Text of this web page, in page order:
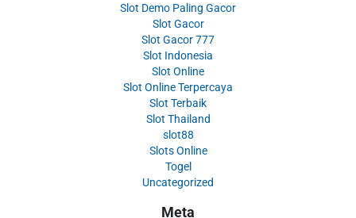
Slot Demo Paling Gacor
Slot Gacor
Slot Gacor 777
Slot Indonesia
Slot Online
Slot Online Terpercaya
Slot Terbaik
Slot Thailand
slot88
Slots Online
Togel
Uncategorized
Meta